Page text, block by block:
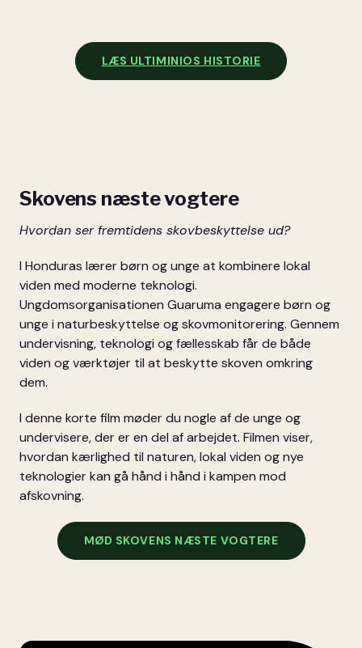
LÆS ULTIMINIOS HISTORIE
Skovens næste vogtere
Hvordan ser fremtidens skovbeskyttelse ud?
I Honduras lærer børn og unge at kombinere lokal
viden med moderne teknologi.
Ungdomsorganisationen Guaruma engagere børn og
unge i naturbeskyttelse og skovmonitorering. Gennem
undervisning, teknologi og fællesskab får de både
viden og værktøjer til at beskytte skoven omkring
dem.
I denne korte film møder du nogle af de unge og
undervisere, der er en del af arbejdet. Filmen viser,
hvordan kærlighed til naturen, lokal viden og nye
teknologier kan gå hånd i hånd i kampen mod
afskovning.
MØD SKOVENS NÆSTE VOGTERE